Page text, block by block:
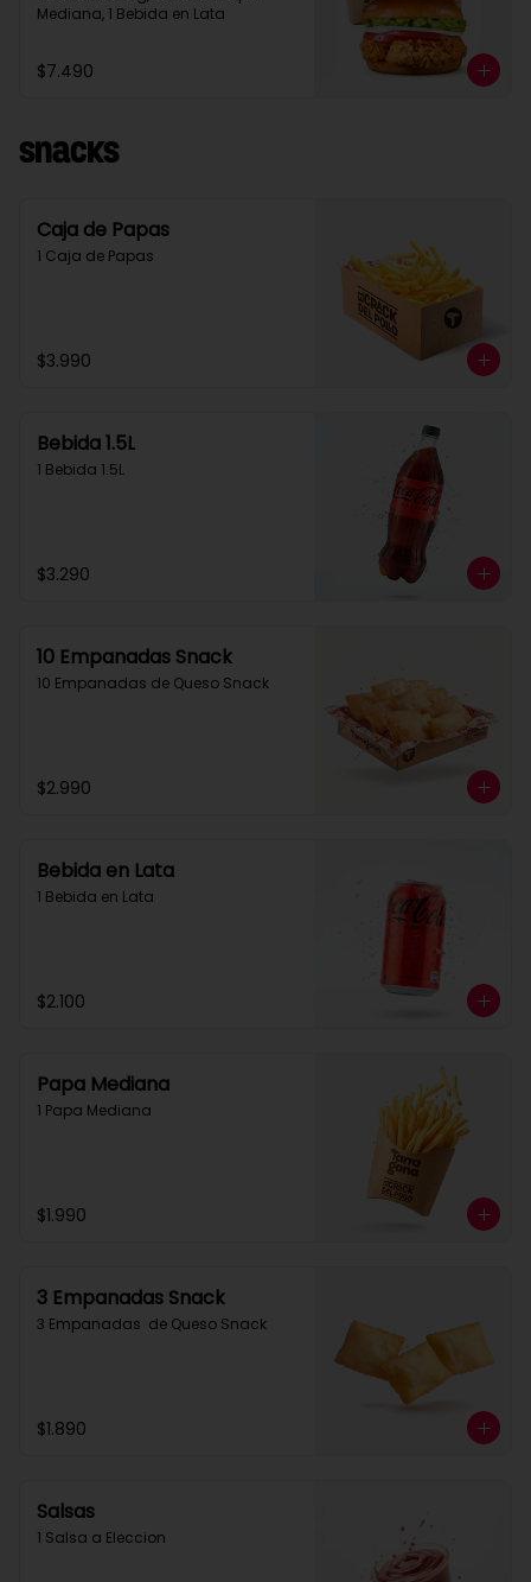
Mediana, 1 Bebida en Lata
$7.490
Snacks
Caja de Papas
1 Caja de Papas
$3.990
Bebida 1.5L
1 Bebida 1.5L
$3.290
10 Empanadas Snack
10 Empanadas de Queso Snack
$2.990
Bebida en Lata
1 Bebida en Lata
$2.100
Papa Mediana
1 Papa Mediana
$1.990
3 Empanadas Snack
3 Empanadas  de Queso Snack
$1.890
Salsas
1 Salsa a Eleccion